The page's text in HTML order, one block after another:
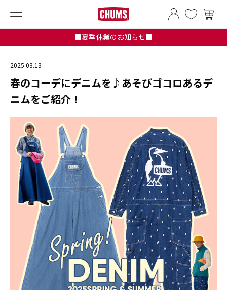
■夏季休業のお知らせ■
2025.03.13
春のコーデにデニムを♪あそびゴコロあるデ
ニムをご紹介！